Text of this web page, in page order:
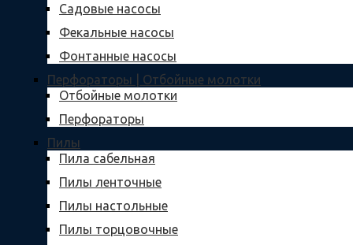
Садовые насосы
Фекальные насосы
Фонтанные насосы
Перфораторы | Отбойные молотки
Отбойные молотки
Перфораторы
Пилы
Пила сабельная
Пилы ленточные
Пилы настольные
Пилы торцовочные